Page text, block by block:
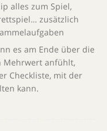
alles zum Spiel,
zusätzlich
es am Ende über die
Mehrwert anfühlt,
Checkliste, mit der
kann.